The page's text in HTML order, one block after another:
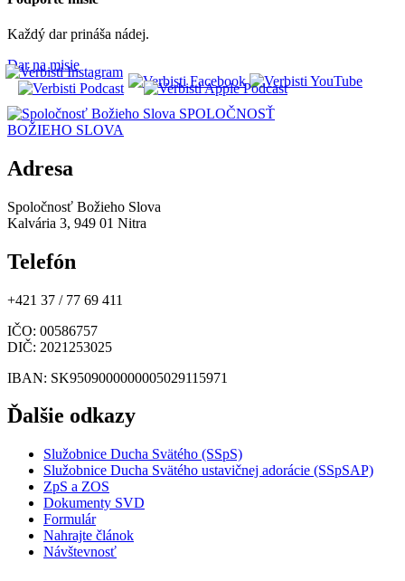
Každý dar prináša nádej.
Dar na misie
SPOLOČNOSŤ
BOŽIEHO SLOVA
Adresa
Spoločnosť Božieho Slova
Kalvária 3, 949 01 Nitra
Telefón
+421 37 / 77 69 411
IČO: 00586757
DIČ: 2021253025
IBAN: SK9509000000005029115971
Ďalšie odkazy
Služobnice Ducha Svätého (SSpS)
Služobnice Ducha Svätého ustavičnej adorácie (SSpSAP)
ZpS a ZOS
Dokumenty SVD
Formulár
Nahrajte článok
Návštevnosť